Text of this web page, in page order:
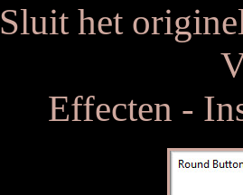
Sluit het
Effecten -